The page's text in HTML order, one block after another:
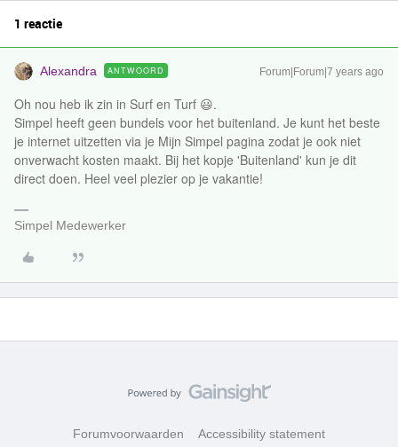
1 reactie
Alexandra ANTWOORD Forum|Forum|7 years ago
Oh nou heb ik zin in Surf en Turf 😃.
Simpel heeft geen bundels voor het buitenland. Je kunt het beste
je internet uitzetten via je Mijn Simpel pagina zodat je ook niet
onverwacht kosten maakt. Bij het kopje 'Buitenland' kun je dit
direct doen. Heel veel plezier op je vakantie!
Simpel Medewerker
Forumvoorwaarden Accessibility statement